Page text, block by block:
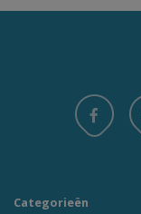
Categorieën